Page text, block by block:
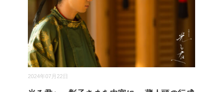
2024年07月22日